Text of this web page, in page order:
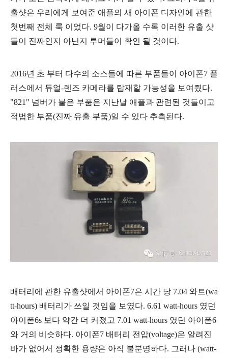
출샷은 우리에게 보여준 애플의 새 아이폰 디자인에 관한
첫번째 전체 룩 이었다. 9월이 다가올 수록 이러한 유출 샷
들이 진짜인지 아닌지 루머들이 확인 될 것이다.
2016년 초 부터 다수의 소스들에 따른 부품들이 아이폰7 플
러스에서 듀얼-렌즈 카메라를 탑재할 가능성을 보여줬다.
"821" 넘버가 붙은 부품은 지난날 애플과 관련된 것들이고
적법한 부품(진짜 유출 부품)일 수 있다 추측된다.
배터리에 관한 유출샷에서 아이폰7은 시간 당 7.04 와트(wa
tt-hours) 배터리가 쓰일 것임을 보였다. 6.61 watt-hours 였던
아이폰6s 보다 약간 더 커졌고 7.01 watt-hours 였던 아이폰6
와 거의 비슷하다. 아이폰7 배터리 전압(voltage)은 알려진
바가 없어서 정확한 용량은 아직 불분명하다. 그러나 (watt-